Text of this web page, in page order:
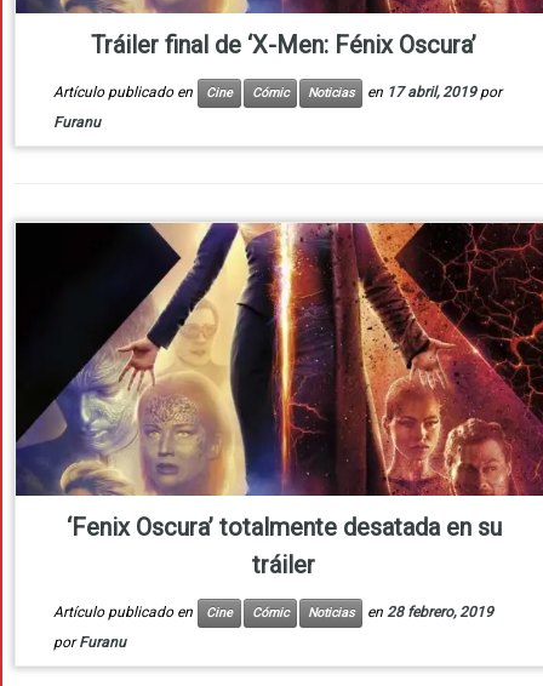
Tráiler final de ‘X-Men: Fénix Oscura’
Artículo publicado en Cine Cómic Noticias en 17 abril, 2019 por
Furanu
‘Fenix Oscura’ totalmente desatada en su
tráiler
Artículo publicado en Cine Cómic Noticias en 28 febrero, 2019
porFuranu